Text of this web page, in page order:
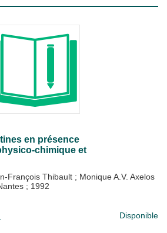
en présence
chimique et
François Thibault ; Monique A.V. Axelos
; 1992
Disponible